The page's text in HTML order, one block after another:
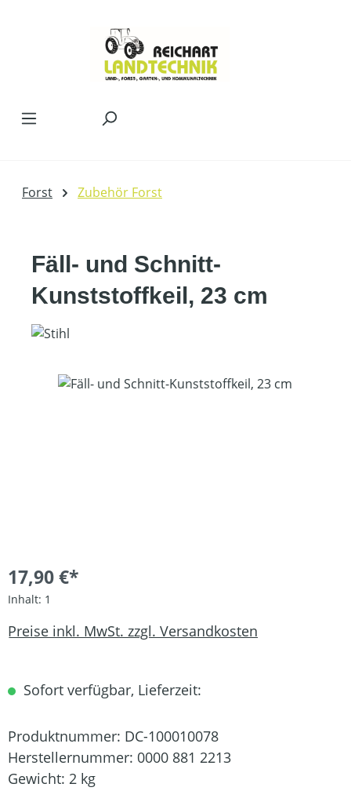
Forst Zubehör Forst
Fäll- und Schnitt-
Kunststoffkeil, 23 cm
Bildergalerie überspringen
17,90 €*
Inhalt: 1
Preise inkl. MwSt. zzgl. Versandkosten
Sofort verfügbar, Lieferzeit:
Produktnummer: DC-100010078
Herstellernummer: 0000 881 2213
Gewicht: 2 kg